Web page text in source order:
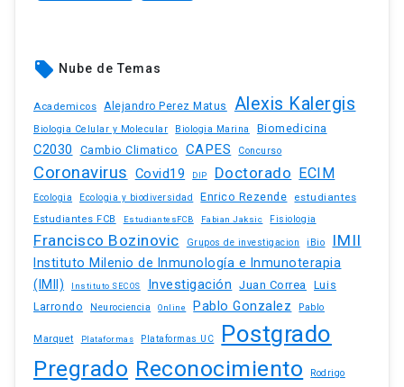
local_offer Nube de Temas
Academicos Alejandro Perez Matus Alexis Kalergis
Biologia Celular y Molecular Biologia Marina Biomedicina
C2030 Cambio Climatico CAPES Concurso
Coronavirus Covid19 DIP Doctorado ECIM
Ecologia Ecologia y biodiversidad Enrico Rezende estudiantes
Estudiantes FCB EstudiantesFCB Fabian Jaksic Fisiologia
Francisco Bozinovic Grupos de investigacion iBio IMII
Instituto Milenio de Inmunología e Inmunoterapia
(IMII)
Instituto SECOS Investigación Juan Correa Luis
Larrondo
Neurociencia Online Pablo Gonzalez Pablo
Marquet Plataformas Plataformas UC Postgrado
Pregrado Reconocimiento Rodrigo